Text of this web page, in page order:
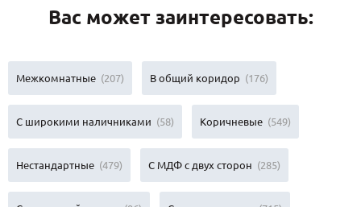
Вас может заинтересовать:
Межкомнатные (207) В общий коридор (176)
С широкими наличниками (58) Коричневые (549)
Нестандартные (479) С МДФ с двух сторон (285)